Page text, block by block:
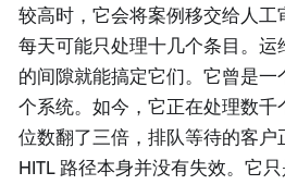
较高时，它会将案例移交给人工
每天可能只处理十几个条目。运
的间隙就能搞定它们。它曾是
个系统。如今，它正在处理数千
位数翻了三倍，排队等待的客户
HITL 路径本身并没有失效。它